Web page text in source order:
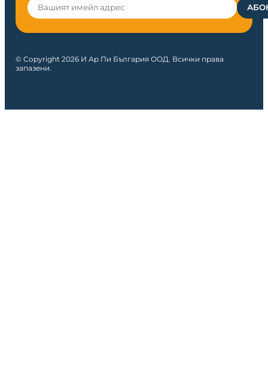
© Copyright 2026 И Ар Пи България ООД. Всички права
запазени.